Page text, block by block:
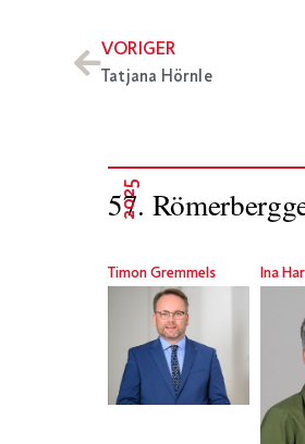
VORIGER
Tatjana Hörnle
2025
57.
Timon Gremmels Ina